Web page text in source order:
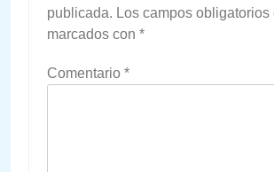
publicada. Los campos obligatorios
marcados con *
Comentario *